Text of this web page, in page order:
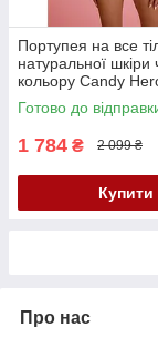
Портупея на все
натуральної шкіри
кольору Candy
K36 1 розмір One
Готово до
1 784 ₴ 2 099 ₴
Купити
Про нас